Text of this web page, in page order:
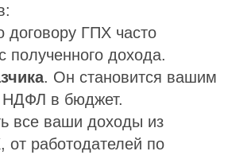
договору ГПХ часто
полученного дохода.
. Он становится вашим
НДФЛ в бюджет.
все ваши доходы из
от работодателей по